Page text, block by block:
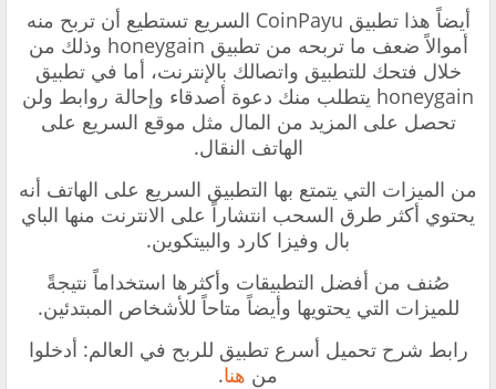
أيضاً هذا تطبيق CoinPayu السريع تستطيع أن تربح منه
أموالاً ضعف ما تربحه من تطبيق honeygain وذلك من
خلال فتحك للتطبيق واتصالك بالإنترنت، أما في تطبيق
honeygain يتطلب منك دعوة أصدقاء وإحالة روابط ولن
تحصل على المزيد من المال مثل موقع السريع على
الهاتف النقال.
من الميزات التي يتمتع بها التطبيق السريع على الهاتف أنه
يحتوي أكثر طرق السحب انتشاراً على الانترنت منها الباي
بال وفيزا كارد والبيتكوين.
صُنف من أفضل التطبيقات وأكثرها استخداماً نتيجةً
للميزات التي يحتويها وأيضاً متاحاً للأشخاص المبتدئين.
رابط شرح تحميل أسرع تطبيق للربح في العالم: أدخلوا
من هنا.